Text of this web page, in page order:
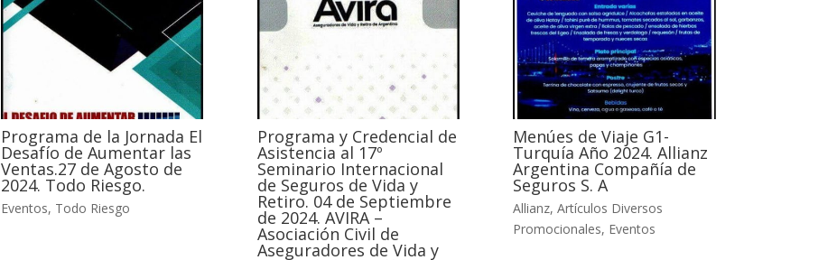
Programa de la Jornada El
Desafío de Aumentar las
Ventas.27 de Agosto de
2024. Todo Riesgo.
Eventos, Todo Riesgo
Programa y Credencial de
Asistencia al 17º
Seminario Internacional
de Seguros de Vida y
Retiro. 04 de Septiembre
de 2024. AVIRA –
Asociación Civil de
Aseguradores de Vida y
Menúes de Viaje G1-
Turquía Año 2024. Allianz
Argentina Compañía de
Seguros S. A
Allianz,Artículos Diversos
Promocionales, Eventos